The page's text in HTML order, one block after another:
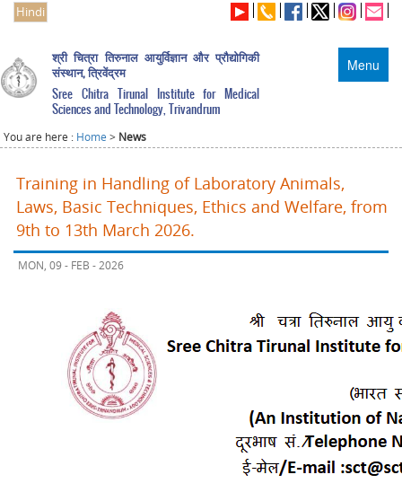
Hindi
Menu
श्री चित्रा तिरुनाल आयुर्विज्ञान और प्रौद्योगिकी
संस्थान, त्रिवेंद्रम
Sree Chitra Tirunal Institute for Medical
Sciences and Technology, Trivandrum
You are here : Home > News
Training in Handling of Laboratory Animals,
Laws, Basic Techniques, Ethics and Welfare, from
9th to 13th March 2026.
MON, 09 - FEB - 2026